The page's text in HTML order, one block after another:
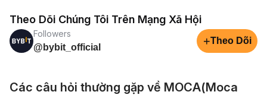
Theo Dõi Chúng Tôi Trên Mạng Xã Hội
Followers
@bybit_official
+Theo Dõi
Các câu hỏi thường gặp về MOCA(Moca